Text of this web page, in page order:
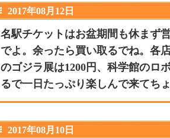
2017年08月12日
名駅チケットはお盆期間も休まず
でよ。余ったら買い取るでね。各
のゴジラ展は1200円、科学館のロ
るで一日たっぷり楽しんで来てちょ
2017年08月10日